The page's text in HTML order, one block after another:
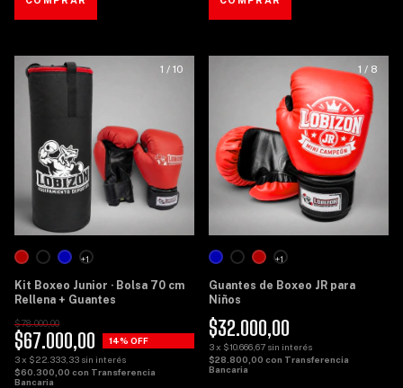
1 / 10
Kit Boxeo Junior · Bolsa 70 cm
Rellena + Guantes
$67.000,00
$78.000,00
14% OFF
3x $22.333,33 sin interés
$60.300,00 con Transferencia
Bancaria
+1
1 / 8
Guantes de Boxeo JR para
Niños
$32.000,00
3x $10.666,67 sin interés
$28.800,00 con Transferencia
Bancaria
+1